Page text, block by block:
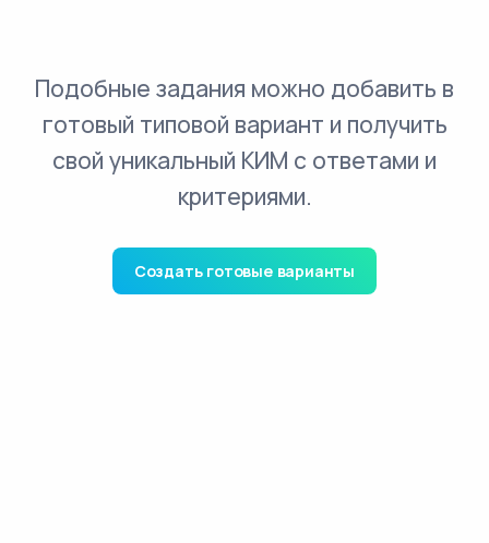
Подобные задания можно добавить в
готовый типовой вариант и получить
свой уникальный КИМ с ответами и
критериями.
Создать готовые варианты